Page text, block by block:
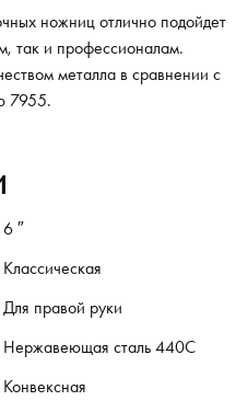
ножниц отлично подойдет
так и профессионалам.
металла в сравнении с
7955.
6 ″
Классическая
Для правой руки
Нержавеющая сталь 440C
Конвексная